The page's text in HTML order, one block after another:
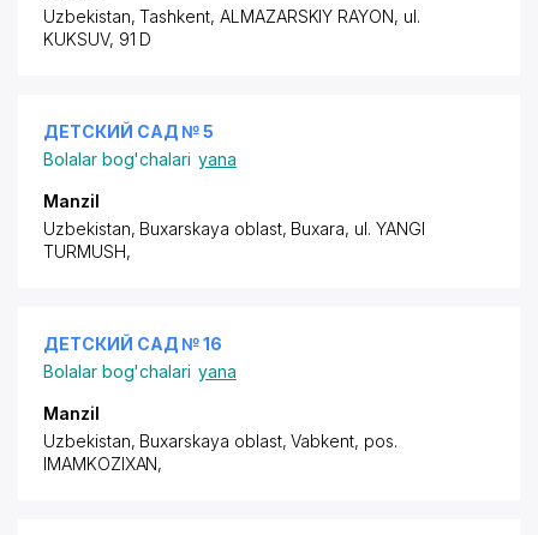
Uzbekistan, Tashkent, ALMAZARSKIY RAYON, ul.
KUKSUV, 91 D
ДЕТСКИЙ САД № 5
Bolalar bog'chalari yana
Manzil
Uzbekistan, Buxarskaya oblast, Buxara, ul. YANGI
TURMUSH,
ДЕТСКИЙ САД № 16
Bolalar bog'chalari yana
Manzil
Uzbekistan, Buxarskaya oblast, Vabkent, pos.
IMAMKOZIXAN,